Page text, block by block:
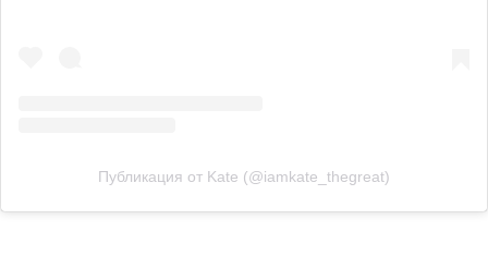
Публикация от Kate (@iamkate_thegreat)